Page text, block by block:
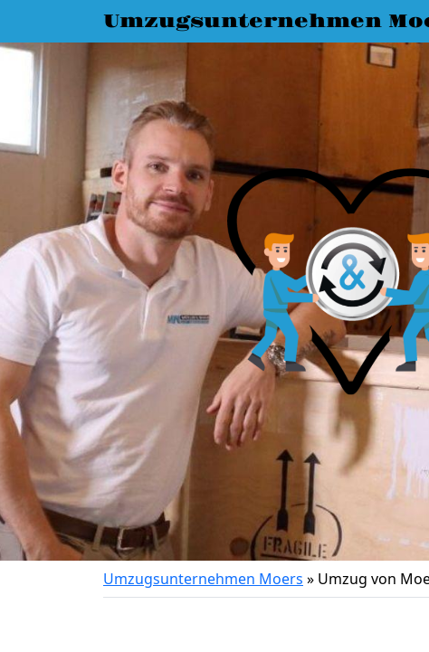
Umzugsunternehmen
Umzugsunternehmen Moers » Umzug von